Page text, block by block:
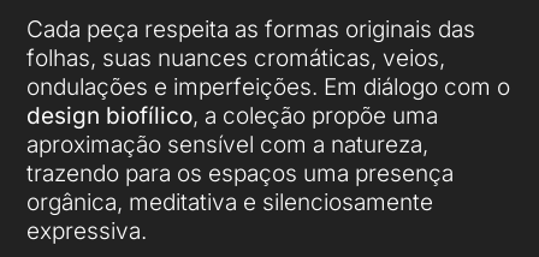
Cada peça respeita as formas originais das
folhas, suas nuances cromáticas, veios,
ondulações e imperfeições. Em diálogo com o
design biofílico, a coleção propõe uma
aproximação sensível com a natureza,
trazendo para os espaços uma presença
orgânica, meditativa e silenciosamente
expressiva.